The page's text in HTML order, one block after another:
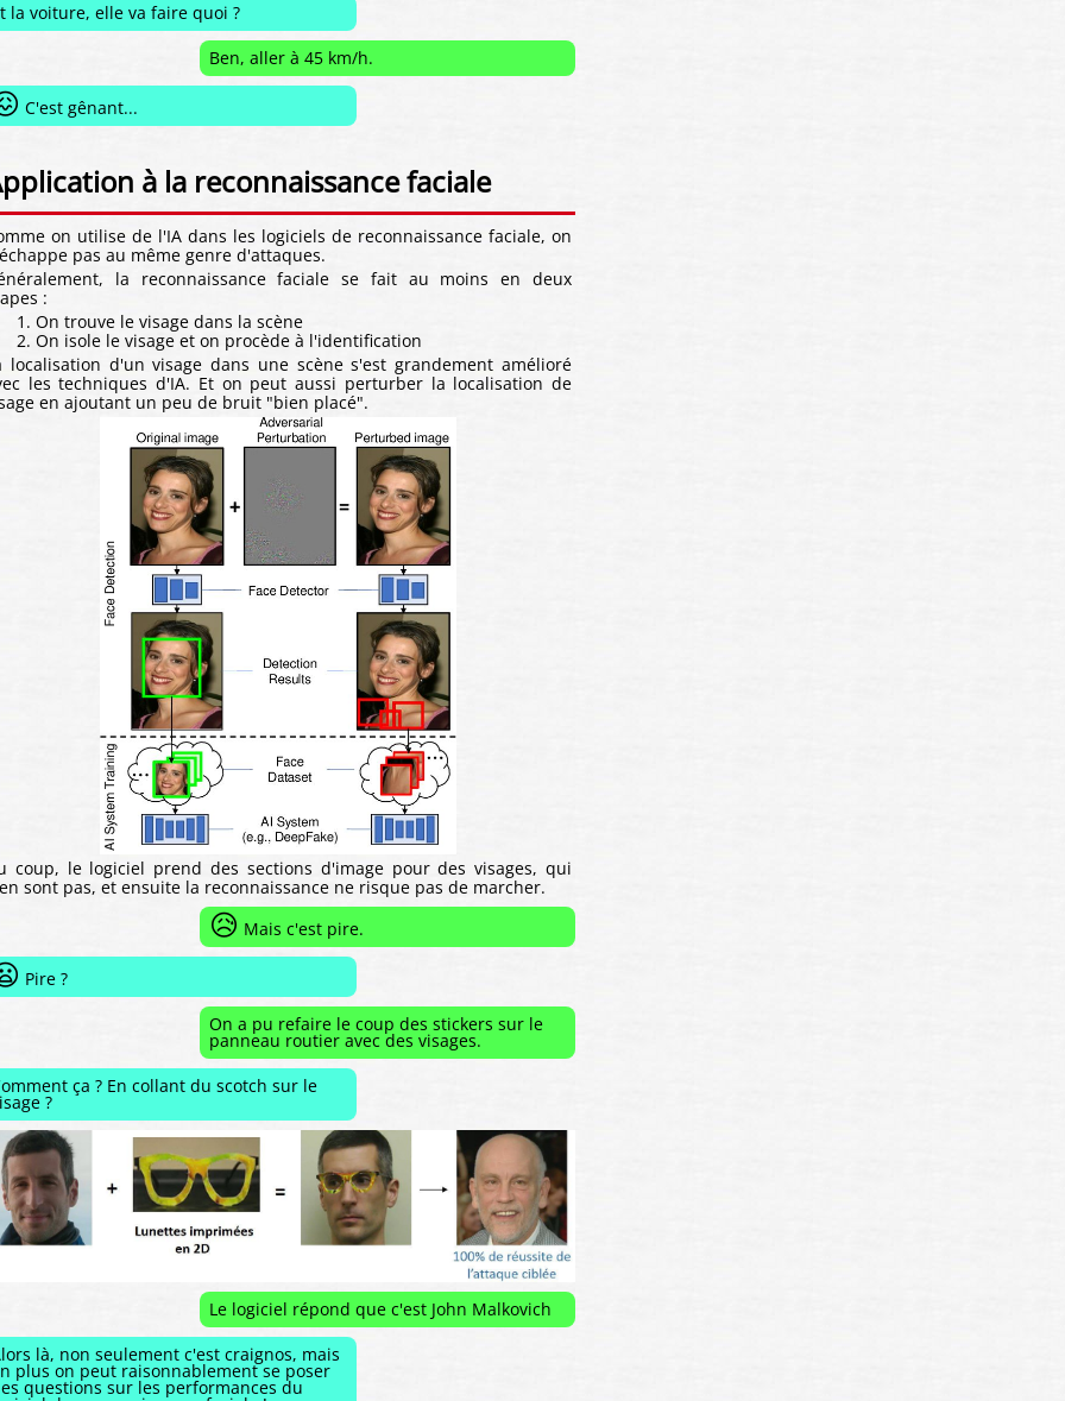
la voiture, elle va faire quoi ?
Ben, aller à 45 km/h.
C'est gênant...
à la reconnaissance faciale
on utilise de l'IA dans les logiciels de reconnaissance faciale, on
pas au même genre d'attaques.
la reconnaissance faciale se fait au moins en deux
:
On trouve le visage dans la scène
On isole le visage et on procède à l'identification
localisation d'un visage dans une scène s'est grandement amélioré
les techniques d'IA. Et on peut aussi perturber la localisation de
en ajoutant un peu de bruit "bien placé".
coup, le logiciel prend des sections d'image pour des visages, qui
sont pas, et ensuite la reconnaissance ne risque pas de marcher.
😥 Mais c'est pire.
Pire ?
On a pu refaire le coup des stickers sur le
panneau routier avec des visages.
ça ? En collant du scotch sur le
?
Le logiciel répond que c'est John Malkovich
là, non seulement c'est craignos, mais
plus on peut raisonnablement se poser
questions sur les performances du